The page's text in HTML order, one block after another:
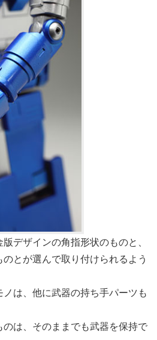
デザインの角指形状のものと、
とが選んで取り付けられるよう
は、他に武器の持ち手パーツも
のは、そのままでも武器を保持で